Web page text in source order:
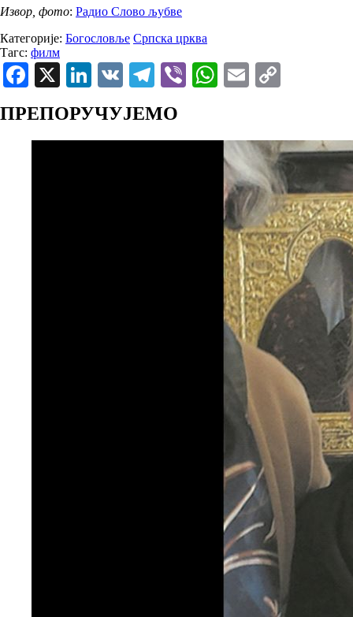
Извор, фото: Радио Слово љубве
Категорије: Богословље Српска црква
Тагс: филм
Facebook
X LinkedIn
VK Telegram
ViberWhatsApp
Email
ПРЕПОРУЧУЈЕМО